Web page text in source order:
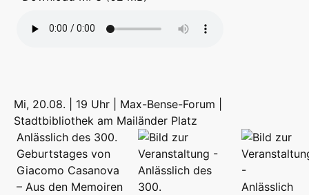
Mi, 20.08. | 19 Uhr | Max-Bense-Forum |
Stadtbibliothek am Mailänder Platz
Anlässlich des 300.
Geburtstages von
Giacomo Casanova
– Aus den Memoiren